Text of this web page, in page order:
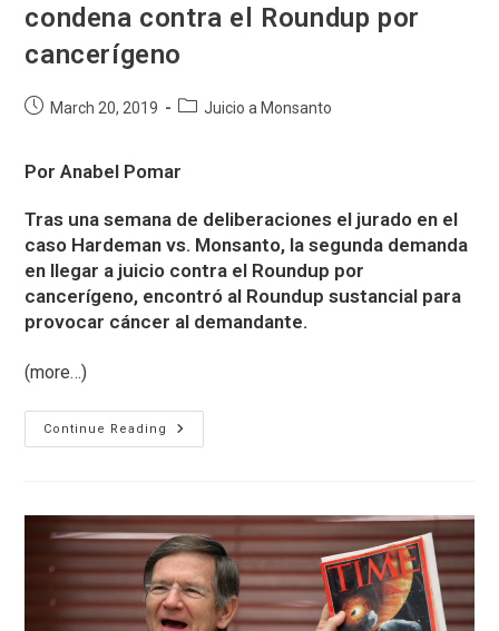
condena contra el Roundup por
cancerígeno
PostMarch 20, 2019
PostJuicio a Monsanto
Por Anabel Pomar
Tras una semana de deliberaciones el jurado en el
caso Hardeman vs. Monsanto, la segunda demanda
en llegar a juicio contra el Roundup por
cancerígeno, encontró al Roundup sustancial para
provocar cáncer al demandante.
(more…)
Continue Reading
Monsanto
Culpable:
Roundup
Por
Cancerígeno